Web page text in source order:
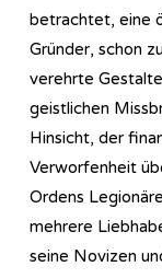
betrachtet, eine
Gründer, schon
verehrte
geistlichen
Hinsicht, der
Verworfenheit
Ordens
mehrere
seine Novizen